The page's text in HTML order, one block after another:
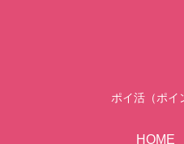
ポイ活（ポイ
HOME